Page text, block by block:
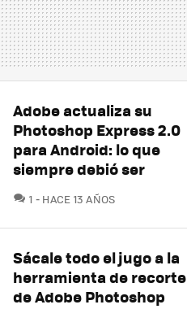
Adobe actualiza su
Photoshop Express 2.0
para Android: lo que
siempre debió ser
1 COMENTARIOS
HACE 13 AÑOS
Sácale todo el jugo a la
herramienta de recorte
de Adobe Photoshop